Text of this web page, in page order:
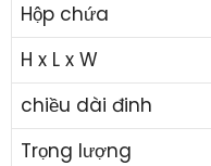
Hộp chứa
H x L x W
chiều dài đinh
Trọng lượng